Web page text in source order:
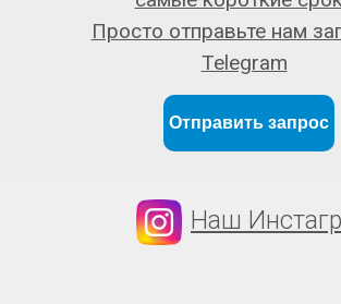
Отправить запрос
Просто отправьте нам
Telegram
Наш